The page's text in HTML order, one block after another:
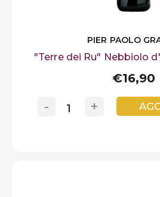
PIER PAOLO
"Terre dei Ru" Nebbiolo
€16,90
+
-